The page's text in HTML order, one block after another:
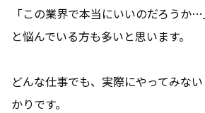
インタビュー
メンバーインタビュー
YouTube
「この業界で本当にいいのだろうか…
と悩んでいる方も多いと思います。
どんな仕事でも、実際にやってみな
かりです。